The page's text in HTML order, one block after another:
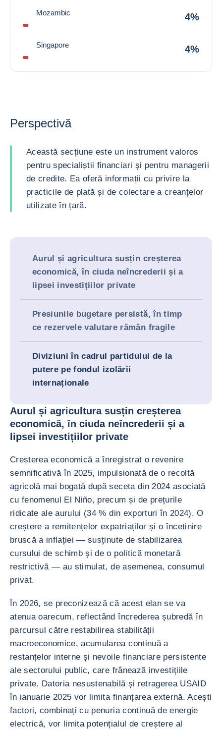
Mozambic 4%
Singapore 4%
Perspectivă
Această secțiune este un instrument valoros
pentru specialiștii financiari și pentru managerii
de credite. Ea oferă informații cu privire la
practicile de plată și de colectare a creanțelor
utilizate în țară.
Aurul și agricultura susțin creșterea
economică, în ciuda neîncrederii și a
lipsei investițiilor private
Presiunile bugetare persistă, în timp
ce rezervele valutare rămân fragile
Diviziuni în cadrul partidului de la
putere pe fondul izolării
internaționale
Aurul și agricultura susțin creșterea
economică, în ciuda neîncrederii și a
lipsei investițiilor private
Creșterea economică a înregistrat o revenire
semnificativă în 2025, impulsionată de o recoltă
agricolă mai bogată după seceta din 2024 asociată
cu fenomenul El Niño, precum și de prețurile
ridicate ale aurului (34 % din exporturi în 2024). O
creștere a remitențelor expatriaților și o încetinire
bruscă a inflației — susținute de stabilizarea
cursului de schimb și de o politică monetară
restrictivă — au stimulat, de asemenea, consumul
privat.
În 2026, se preconizează că acest elan se va
atenua oarecum, reflectând încrederea șubredă în
parcursul către restabilirea stabilității
macroeconomice, acumularea continuă a
restanțelor interne și nevoile financiare persistente
ale sectorului public, care frânează investițiile
private. Datoria nesustenabilă și retragerea USAID
în ianuarie 2025 vor limita finanțarea externă. Acești
factori, combinați cu penuria continuă de energie
electrică, vor limita potențialul de creștere al